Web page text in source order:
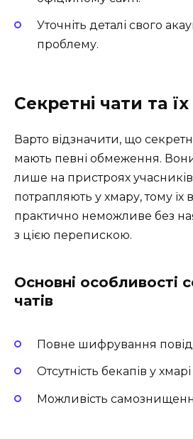
Уточніть деталі свого
проблему.
Секретні чати та
Варто відзначити, що
мають певні обмеження.
лише на пристроях учасників
потрапляють у хмару, тому їх
практично неможливе без
з цією перепискою.
Основні особливості
чатів
Повне шифрування
Отсутність бекапів у хмарі
Можливість